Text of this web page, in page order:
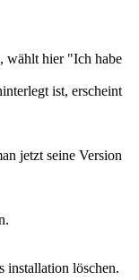
wählt hier "Ich habe
ist, erscheint
jetzt seine Version
installation löschen.